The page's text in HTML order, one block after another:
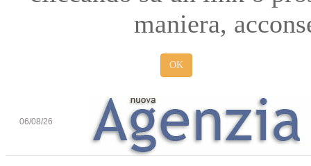
maniera,
OK
06/08/26